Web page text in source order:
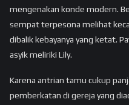
mengenakan konde modern.
sempat terpesona melihat
dibalik kebayanya yang ketat.
asyik meliriki Lily.
Karena antrian tamu cukup
pemberkatan di gereja yang